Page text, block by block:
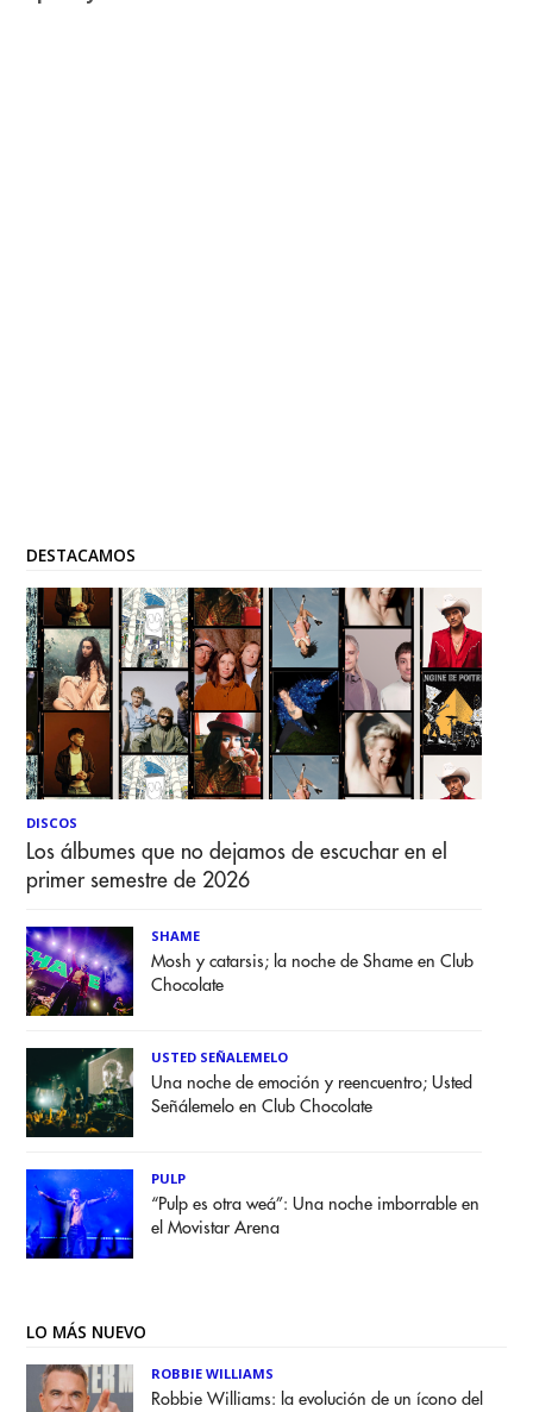
DESTACAMOS
DISCOS
Los álbumes que no dejamos de escuchar en el
primer semestre de 2026
SHAME
Mosh y catarsis; la noche de Shame en Club
Chocolate
USTED SEÑALEMELO
Una noche de emoción y reencuentro; Usted
Señálemelo en Club Chocolate
PULP
“Pulp es otra weá”: Una noche imborrable en
el Movistar Arena
LO MÁS NUEVO
ROBBIE WILLIAMS
Robbie Williams: la evolución de un ícono del